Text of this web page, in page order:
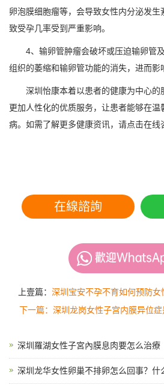
卵泡膜细胞瘤等，会导致女性内分泌发
致受孕几率受到严重影响。
4、输卵管肿瘤会破坏或压迫输卵管
组织的萎缩和输卵管功能的消失，进而影
深圳怡康本着以患者的健康为中心的
更加人性化的优质服务，让患者能够在
病。如需了解更多健康资讯，请点击在线
在線諮詢
上壹篇： 深圳宝安不孕不育如何预防女
下一篇：深圳龙岗女性子宫内膜异位
深圳羅湖女性子宮內膜息肉要怎么治療
深圳龙华女性卵巢不排卵怎么回事？什